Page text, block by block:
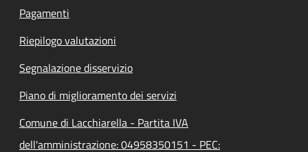
Pagamenti
Riepilogo valutazioni
Segnalazione disservizio
Piano di miglioramento dei servizi
Comune di Lacchiarella - Partita IVA
dell'amministrazione: 04958350151 - PEC: